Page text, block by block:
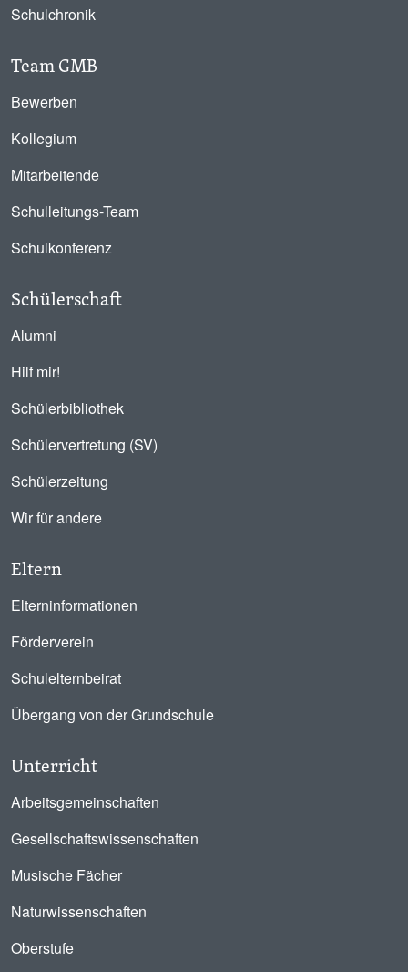
Schulchronik
Team GMB
Bewerben
Kollegium
Mitarbeitende
Schulleitungs-Team
Schulkonferenz
Schülerschaft
Alumni
Hilf mir!
Schülerbibliothek
Schülervertretung (SV)
Schülerzeitung
Wir für andere
Eltern
Elterninformationen
Förderverein
Schulelternbeirat
Übergang von der Grundschule
Unterricht
Arbeitsgemeinschaften
Gesellschaftswissenschaften
Musische Fächer
Naturwissenschaften
Oberstufe